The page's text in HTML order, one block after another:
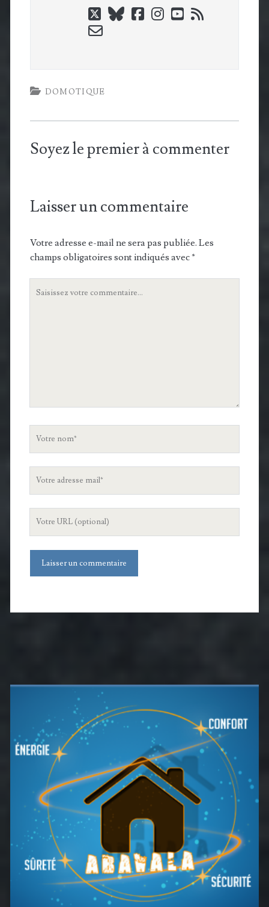
twitterblueskyfacebook
instagram
youtube
rss
email-
DOMOTIQUE
Soyez le premier à commenter
Laisser un commentaire
Votre adresse e-mail ne sera pas publiée. Les
champs obligatoires sont indiqués avec*
Votre
site
Barre
latérale
principale